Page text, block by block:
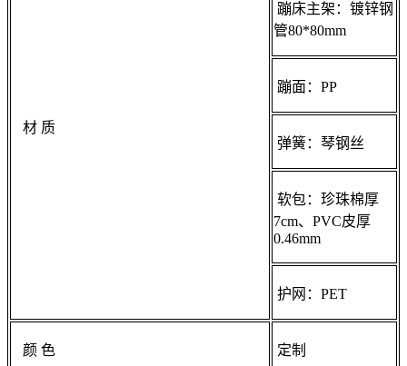
材 质
蹦床主架：镀锌钢
管80*80mm
蹦面：PP
弹簧：琴钢丝
软包：珍珠棉厚
7cm、PVC皮厚
0.46mm
护网：PET
颜 色 定制